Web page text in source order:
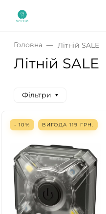
Головна Літній SALE
Літній SALE
Фільтри
- 10% ВИГОДА 119 ГРН.